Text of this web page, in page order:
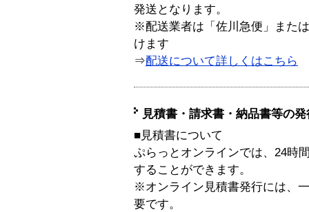
発送となります。
※配送業者は「佐川急便」また
けます
⇒配送について詳しくはこちら
見積書・請求書・納品書等の
■見積書について
ぷらっとオンラインでは、24時
することができます。
※オンライン見積書発行には、
要です。